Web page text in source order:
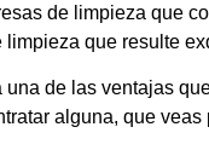
de limpieza que
que resulte
de las ventajas
alguna, que